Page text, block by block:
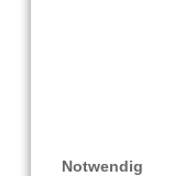
Notwendig